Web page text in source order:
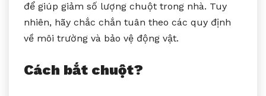
để giúp giảm số lượng chuột trong nhà. Tuy
nhiên, hãy chắc chắn tuân theo các quy định
về môi trường và bảo vệ động vật.
Cách bắt chuột?